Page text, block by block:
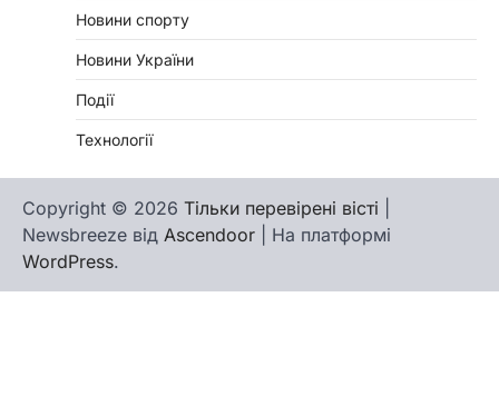
Новини спорту
Новини України
Події
Технології
Copyright © 2026 Тільки перевірені вісті
Newsbreeze від Ascendoor | На платформі
WordPress.